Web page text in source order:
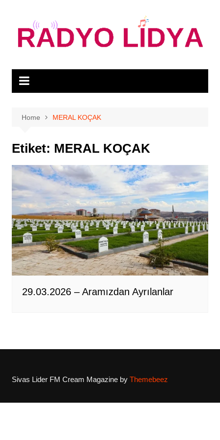
content
Home MERAL KOÇAK
Etiket: MERAL KOÇAK
29.03.2026 – Aramızdan Ayrılanlar
Sivas Lider FM Cream Magazine by Themebeez